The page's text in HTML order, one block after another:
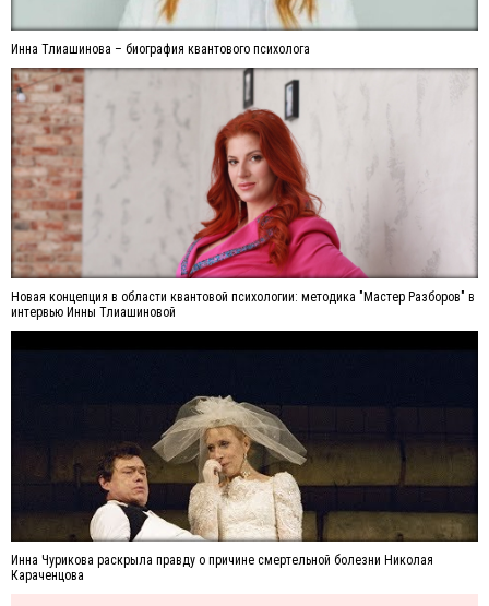
Инна Тлиашинова – биография квантового психолога
Новая концепция в области квантовой психологии: методика "Мастер Разборов" в
интервью Инны Тлиашиновой
Инна Чурикова раскрыла правду о причине смертельной болезни Николая
Караченцова